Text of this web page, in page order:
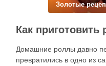
Золотые
Домашние роллы давно
превратились в одно из